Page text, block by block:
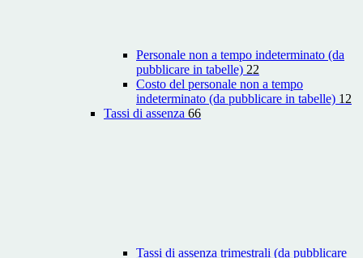
Personale non a tempo indeterminato (da
pubblicare in tabelle) 22
Costo del personale non a tempo
indeterminato (da pubblicare in tabelle) 12
Tassi di assenza 66
Tassi di assenza trimestrali (da pubblicare